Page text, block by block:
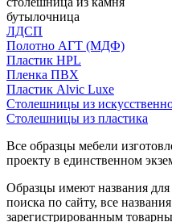
бутылочница
ЛДСП
Полотно АГТ (МДФ)
Пластик HPL
Пленка ПВХ
Пластик Alvic Luxe
Столешницы из
Столешницы из пластика
Все образцы мебели
проекту в единственном
Образцы имеют названия для
поиска по сайту, все
зарегистрированным